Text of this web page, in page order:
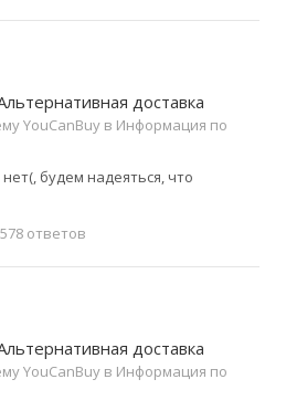
доставка
YouCanBuy в Информация по
будем надеяться, что
ответов
доставка
YouCanBuy в Информация по